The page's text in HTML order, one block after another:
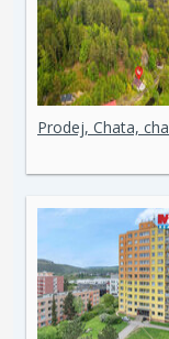
Prodej, Chata,